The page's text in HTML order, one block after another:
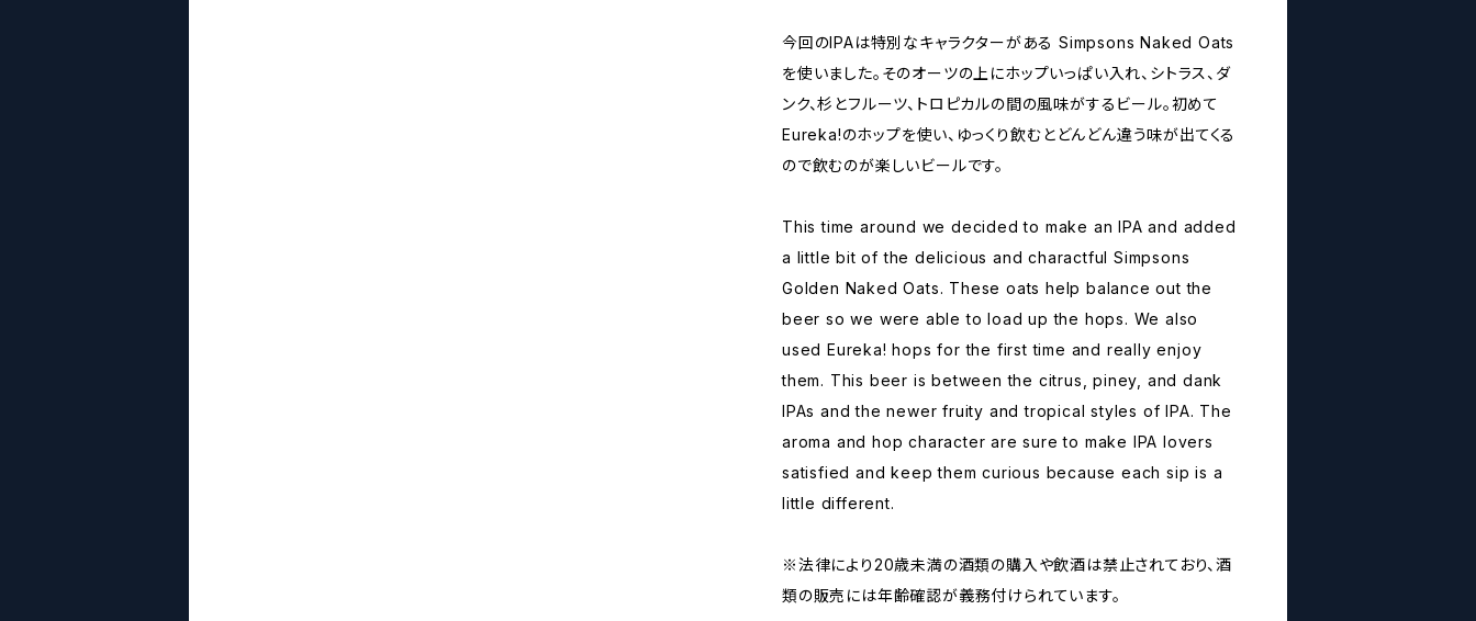
今回のIPAは特別なキャラクターがある Simpsons Naked Oats
を使いました。そのオーツの上にホップいっぱい入れ、シトラス、ダ
ンク、杉とフルーツ、トロピカルの間の風味がするビール。初めて
Eureka!のホップを使い、ゆっくり飲むとどんどん違う味が出てくる
ので飲むのが楽しいビールです。
This time around we decided to make an IPA and added
a little bit of the delicious and charactful Simpsons
Golden Naked Oats. These oats help balance out the
beer so we were able to load up the hops. We also
used Eureka! hops for the first time and really enjoy
them. This beer is between the citrus, piney, and dank
IPAs and the newer fruity and tropical styles of IPA. The
aroma and hop character are sure to make IPA lovers
satisfied and keep them curious because each sip is a
little different.
※法律により20歳未満の酒類の購入や飲酒は禁止されており、酒
類の販売には年齢確認が義務付けられています。